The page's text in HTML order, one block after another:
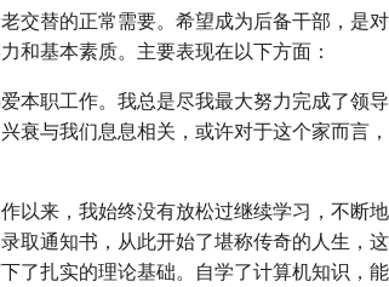
交替的正常需要。希望成为后备干部，是
和基本素质。主要表现在以下方面：
本职工作。我总是尽我最大努力完成了领
衰与我们息息相关，或许对于这个家而言
以来，我始终没有放松过继续学习，不断
取通知书，从此开始了堪称传奇的人生
了扎实的理论基础。自学了计算机知识，